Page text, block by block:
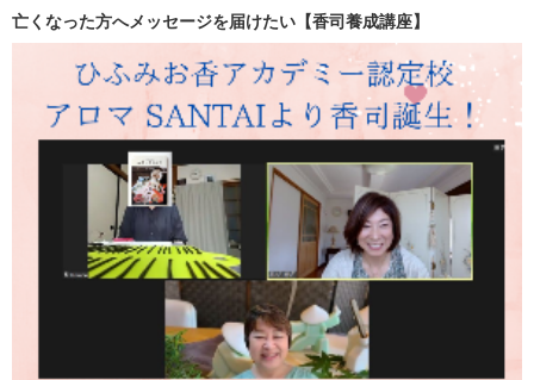
亡くなった方へメッセージを届けたい【香司養成講座】